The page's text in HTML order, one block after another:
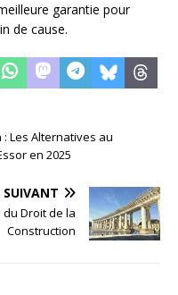
garantie pour
de cause.
Les Alternatives au
en 2025
SUIVANT
Droit de la
Construction